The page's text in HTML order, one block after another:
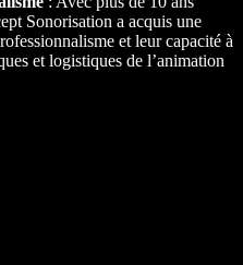
Sonorisation a acquis une
et leur capacité à
et logistiques de l’animation